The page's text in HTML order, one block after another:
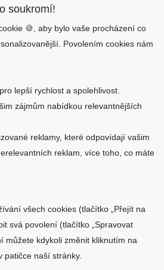
elektrozařízení
soukromí!
🍪, aby bylo vaše procházení co
Povolením cookies nám
lepší rychlost a spolehlivost.
zájmům nabídkou relevantnějších
reklamy, které odpovídají vašim
reklam, více toho, co máte
všech cookies (tlačítko „Přejít na
svá povolení (tlačítko „Spravovat
můžete kdykoli změnit kliknutím na
patičce naší stránky.